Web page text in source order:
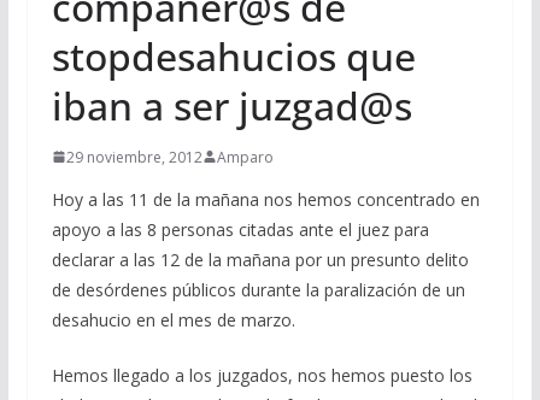
stopdesahucios que
iban a ser juzgad@s
29 noviembre, 2012 Amparo
Hoy a las 11 de la mañana nos hemos concentrado en
apoyo a las 8 personas citadas ante el juez para
declarar a las 12 de la mañana por un presunto delito
de desórdenes públicos durante la paralización de un
desahucio en el mes de marzo.
Hemos llegado a los juzgados, nos hemos puesto los